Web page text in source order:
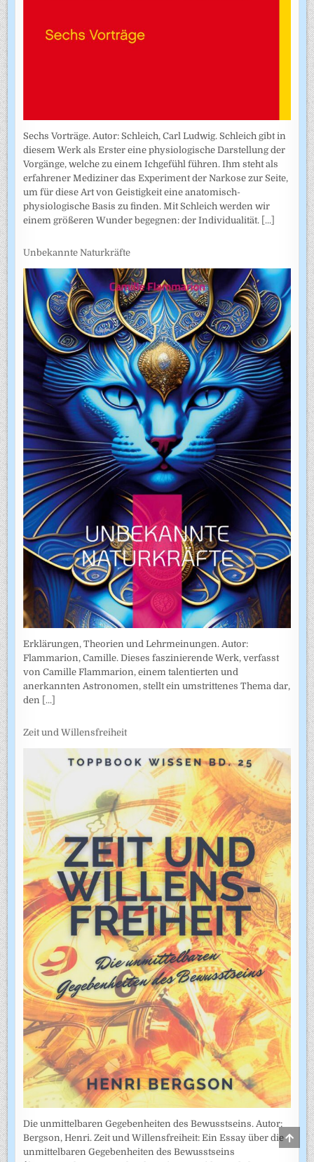
Sechs Vorträge. Autor: Schleich, Carl Ludwig. Schleich gibt in
diesem Werk als Erster eine physiologische Darstellung der
Vorgänge, welche zu einem Ichgefühl führen. Ihm steht als
erfahrener Mediziner das Experiment der Narkose zur Seite,
um für diese Art von Geistigkeit eine anatomisch-
physiologische Basis zu finden. Mit Schleich werden wir
einem größeren Wunder begegnen: der Individualität. [...]
Unbekannte Naturkräfte
Erklärungen, Theorien und Lehrmeinungen. Autor:
Flammarion, Camille. Dieses faszinierende Werk, verfasst
von Camille Flammarion, einem talentierten und
anerkannten Astronomen, stellt ein umstrittenes Thema dar,
den [...]
Zeit und Willensfreiheit
Die unmittelbaren Gegebenheiten des Bewusstseins. Autor:
Bergson, Henri. Zeit und Willensfreiheit: Ein Essay über die
unmittelbaren Gegebenheiten des Bewusstseins
TO
TOP